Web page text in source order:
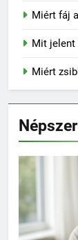
Miért fáj
Mit jelent
Miért